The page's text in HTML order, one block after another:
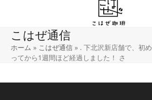
こはぜ通信
ホーム » こはぜ通信 » . 下北沢新店舗で、初
ってから1週間ほど経過しました！ さ